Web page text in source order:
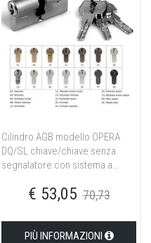
Cilindro AGB modello OPERA
DQ/SL chiave/chiave senza
segnalatore con sistema a
30/10/40 per portoncino in
€ 53,05 70,73
PIÙ INFORMAZIONI